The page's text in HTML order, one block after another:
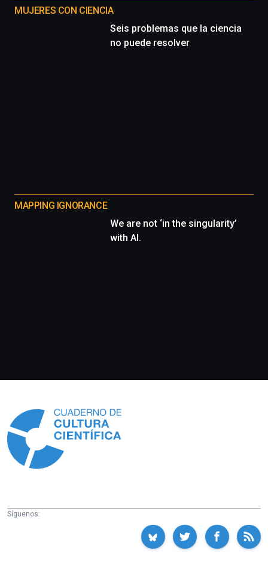
MUJERES CON CIENCIA
Seis problemas que la ciencia
no puede resolver
MAPPING IGNORANCE
We are not ‘in the singularity’
with AI.
Síguenos: